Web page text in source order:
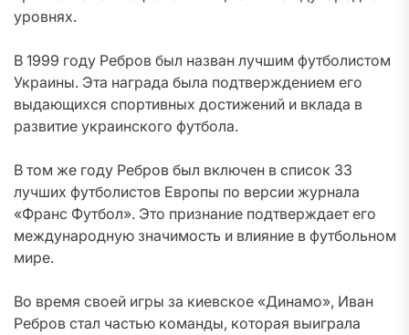
уровнях.
В 1999 году Ребров был назван лучшим футболистом
Украины. Эта награда была подтверждением его
выдающихся спортивных достижений и вклада в
развитие украинского футбола.
В том же году Ребров был включен в список 33
лучших футболистов Европы по версии журнала
«Франс Футбол». Это признание подтверждает его
международную значимость и влияние в футбольном
мире.
Во время своей игры за киевское «Динамо», Иван
Ребров стал частью команды, которая выиграла